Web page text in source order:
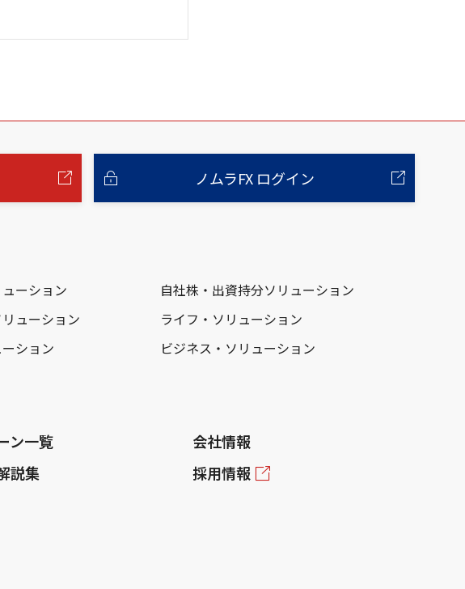
ノムラFX ログイン
ーション
自社株・出資持分ソリューション
ューション
ライフ・ソリューション
ション
ビジネス・ソリューション
ン一覧
説集
会社情報
採用情報